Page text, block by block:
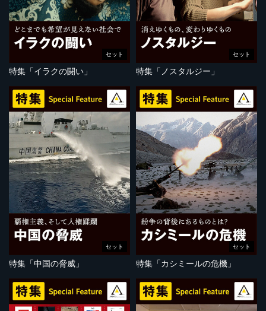
セット
特集「イラクの闘い」
セット
特集「ノスタルジー」
セット
特集「中国の脅威」
セット
特集「カシミールの危機」